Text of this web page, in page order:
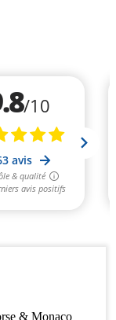
& Monaco